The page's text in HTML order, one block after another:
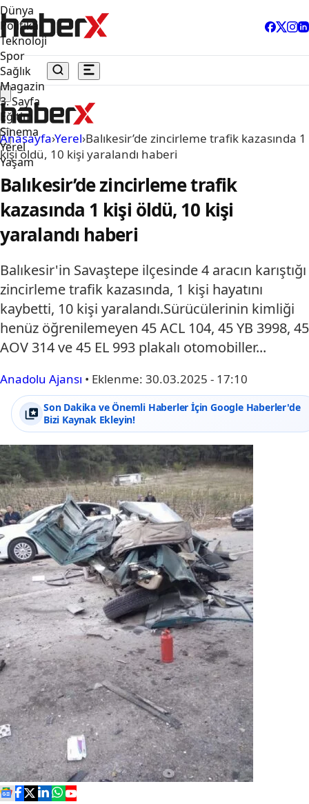
Dünya
Politika
Teknoloji
Spor
Sağlık
Magazin
3. Sayfa
Eğitim
Sinema
Yerel
Yaşam
Anasayfa›Yerel›Balıkesir’de zincirleme trafik kazasında 1
kişi öldü, 10 kişi yaralandı haberi
Balıkesir’de zincirleme trafik
kazasında 1 kişi öldü, 10 kişi
yaralandı haberi
Balıkesir'in Savaştepe ilçesinde 4 aracın karıştığı
zincirleme trafik kazasında, 1 kişi hayatını
kaybetti, 10 kişi yaralandı.Sürücülerinin kimliği
henüz öğrenilemeyen 45 ACL 104, 45 YB 3998, 45
AOV 314 ve 45 EL 993 plakalı otomobiller...
Anadolu Ajansı • Eklenme: 30.03.2025 - 17:10
Son Dakika ve Önemli Haberler İçin Google Haberler'de
Bizi Kaynak Ekleyin!